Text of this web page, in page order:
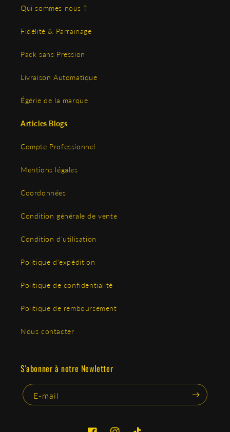
Qui sommes nous ?
Fidélité & Parrainage
Pack sans Pression
Livraison Automatique
Égérie de la marque
Articles Blogs
Compte Professionnel
Mentions légales
Coordonnées
Condition générale de vente
Condition d'utilisation
Politique d'expédition
Politique de confidentialité
Politique de remboursement
Nous contacter
S'abonner à notre Newletter
E-mail